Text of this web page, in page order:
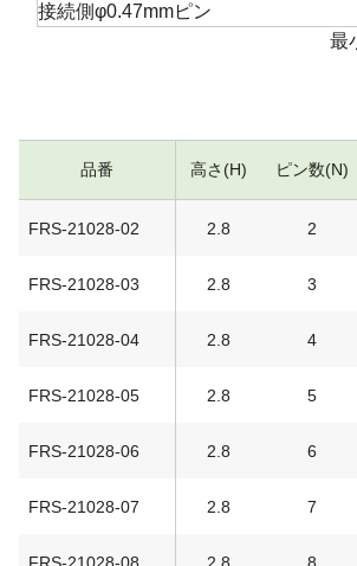
接続側φ0.47mmピン
最
品番 高さ(H) ピン数(N)
FRS-21028-02 2.8 2
FRS-21028-03 2.8 3
FRS-21028-04 2.8 4
FRS-21028-05 2.8 5
FRS-21028-06 2.8 6
FRS-21028-07 2.8 7